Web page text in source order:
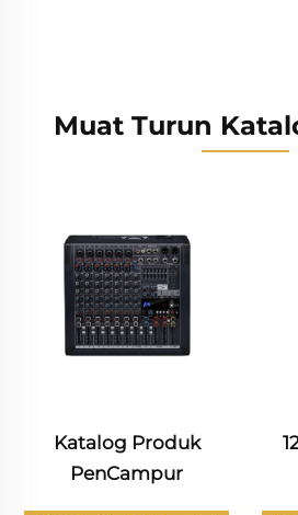
Muat Turun
Katalog Produk
PenCampur